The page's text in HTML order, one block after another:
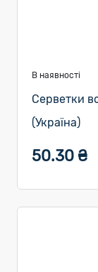
В наявності
Серветки
(Україна)
50.30 ₴